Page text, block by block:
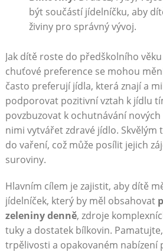
být součástí jídelníčku, aby
živiny pro správný vývoj.
Jak dítě roste do předškolního
chuťové preference se mohou
často preferují jídla, která znají a
podporovat pozitivní vztah k jídlu
povzbuzovat k ochutnávání
nimi vytvářet zdravé jídlo. Skvělým
do vaření, což může posílit jejich
suroviny.
Hlavním cílem je zajistit, aby dítě
jídelníček, který by měl obsahovat
zeleniny denně, zdroje
tuky a dostatek bílkovin.
trpělivosti a opakovaném nabízení